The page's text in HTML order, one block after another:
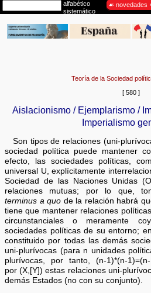
Teoría de la Sociedad
[ 580 ]
Aislacionismo / Ejemplarismo /
Imperialismo
Son tipos de relaciones (uni-
sociedad política puede mantener
efecto, las sociedades políticas,
universal U, explícitamente
Sociedad de las Naciones Unidas
relaciones mutuas; por lo que,
terminus a quo de la relación habrá
tiene que mantener relaciones
circunstanciales o meramente
sociedades políticas de su entorno;
constituido por todas las demás
uni-plurívocas (para n unidades
plurívocas, por tanto, (n-1)*(n-1)=(n-
por (X,[Y]) estas relaciones uni-
demás Estados (no con su conjunto).